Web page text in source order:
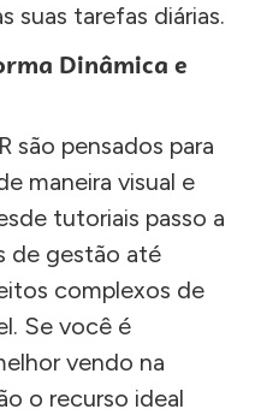
suas tarefas diárias.
Dinâmica e
são pensados para
maneira visual e
tutoriais passo a
de gestão até
complexos de
Se você é
vendo na
o recurso ideal